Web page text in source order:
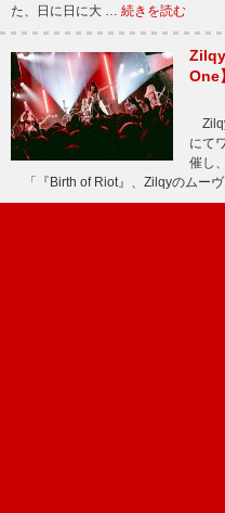
た、日に日に大 … 続きを読む
One
にて
催し
「『Birth of Riot』、Zilqyのムー